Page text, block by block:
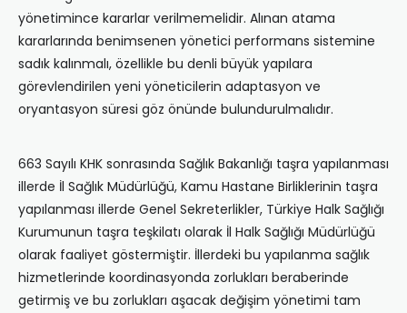
yönetimince kararlar verilmemelidir. Alınan atama
kararlarında benimsenen yönetici performans sistemine
sadık kalınmalı, özellikle bu denli büyük yapılara
görevlendirilen yeni yöneticilerin adaptasyon ve
oryantasyon süresi göz önünde bulundurulmalıdır.
663 Sayılı KHK sonrasında Sağlık Bakanlığı taşra yapılanması
illerde İl Sağlık Müdürlüğü, Kamu Hastane Birliklerinin taşra
yapılanması illerde Genel Sekreterlikler, Türkiye Halk Sağlığı
Kurumunun taşra teşkilatı olarak İl Halk Sağlığı Müdürlüğü
olarak faaliyet göstermiştir. İllerdeki bu yapılanma sağlık
hizmetlerinde koordinasyonda zorlukları beraberinde
getirmiş ve bu zorlukları aşacak değişim yönetimi tam